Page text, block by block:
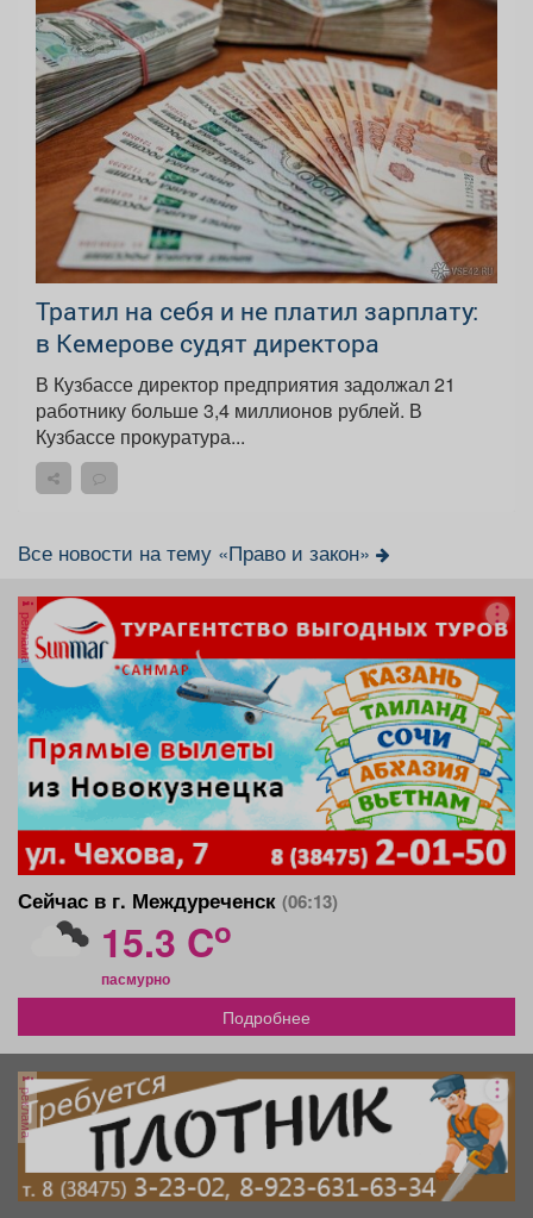
Тратил на себя и не платил зарплату:
в Кемерове судят директора
В Кузбассе директор предприятия задолжал 21
работнику больше 3,4 миллионов рублей. В
Кузбассе прокуратура...
Все новости на тему «Право и закон»
реклама
Сейчас в г. Междуреченск (06:13)
15.3 Co
пасмурно
Подробнее
реклама